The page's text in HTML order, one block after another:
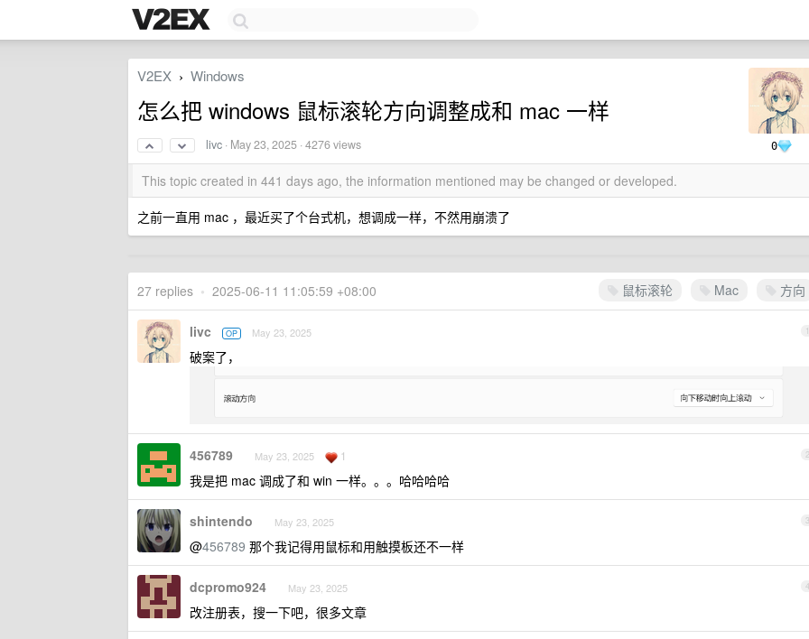
0
V2EX › Windows
怎么把 windows 鼠标滚轮方向调整成和 mac 一样
livc · May 23, 2025 · 4276 views
This topic created in 441 days ago, the information mentioned may be changed or developed.
之前一直用 mac ，最近买了个台式机，想调成一样，不然用崩溃了
鼠标滚轮 Mac 方向
27 replies • 2025-06-11 11:05:59 +08:00
1
livc OP May 23, 2025
破案了，
2
456789 May 23, 2025 1
我是把 mac 调成了和 win 一样。。。哈哈哈哈
3
shintendo May 23, 2025
@456789 那个我记得用鼠标和用触摸板还不一样
4
dcpromo924 May 23, 2025
改注册表，搜一下吧，很多文章